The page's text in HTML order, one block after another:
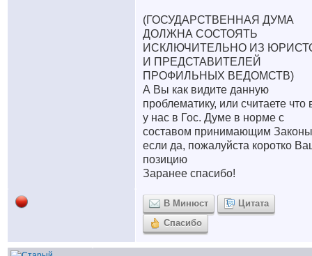
(ГОСУДАРСТВЕННАЯ ДУМА
ДОЛЖНА СОСТОЯТЬ
ИСКЛЮЧИТЕЛЬНО ИЗ
И ПРЕДСТАВИТЕЛЕЙ
ПРОФИЛЬНЫХ ВЕДОМСТВ)
А Вы как видите данную
проблематику, или считаете что
у нас в Гос. Думе в норме с
составом принимающим
если да, пожалуйста коротко
позицию
Заранее спасибо!
В Минюст
Цитата
Спасибо